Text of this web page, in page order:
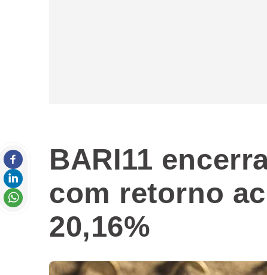
BARI11
com retorno
20,16%